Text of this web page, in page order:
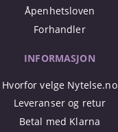
Åpenhetsloven
Forhandler
INFORMASJON
Hvorfor velge Nytelse.no
Leveranser og retur
Betal med Klarna